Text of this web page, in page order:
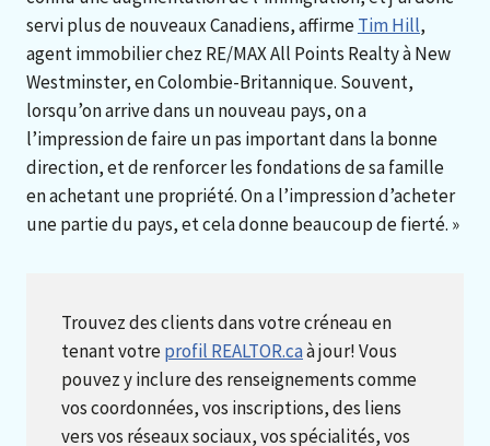
servi plus de nouveaux Canadiens, affirmeTim Hill,
agent immobilier chez RE/MAX All Points Realty à New
Westminster, en Colombie-Britannique. Souvent,
lorsqu’on arrive dans un nouveau pays, on a
l’impression de faire un pas important dans la bonne
direction, et de renforcer les fondations de sa famille
en achetant une propriété. On a l’impression d’acheter
une partie du pays, et cela donne beaucoup de fierté. »
Trouvez des clients dans votre créneau en
tenant votreprofil REALTOR.caà jour! Vous
pouvez y inclure des renseignements comme
vos coordonnées, vos inscriptions, des liens
vers vos réseaux sociaux, vos spécialités, vos